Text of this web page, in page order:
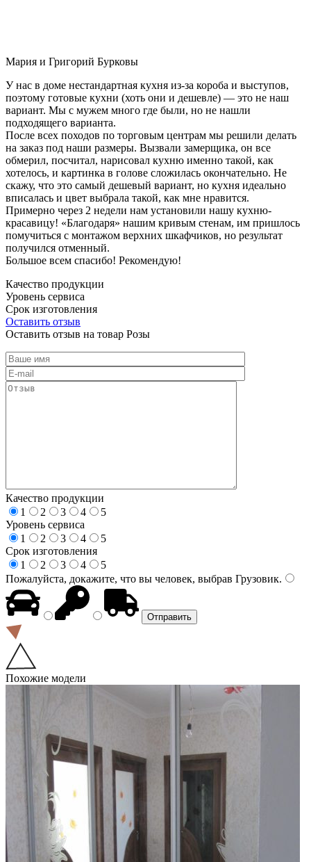
Мария и Григорий Бурковы
У нас в доме нестандартная кухня из-за короба и выступов,
поэтому готовые кухни (хоть они и дешевле) — это не наш
вариант. Мы с мужем много где были, но не нашли
подходящего варианта.
После всех походов по торговым центрам мы решили делать
на заказ под наши размеры. Вызвали замерщика, он все
обмерил, посчитал, нарисовал кухню именно такой, как
хотелось, и картинка в голове сложилась окончательно. Не
скажу, что это самый дешевый вариант, но кухня идеально
вписалась и цвет выбрала такой, как мне нравится.
Примерно через 2 недели нам установили нашу кухню-
красавицу! «Благодаря» нашим кривым стенам, им пришлось
помучиться с монтажом верхних шкафчиков, но результат
получился отменный.
Большое всем спасибо! Рекомендую!
Качество продукции
Уровень сервиса
Срок изготовления
Оставить отзыв
Оставить отзыв на товар Розы
Качество продукции
1
2 3 4
5
Уровень сервиса
1
2 3 4
5
Срок изготовления
1
2 3 4
5
Пожалуйста, докажите, что вы человек, выбрав Грузовик.
Похожие модели